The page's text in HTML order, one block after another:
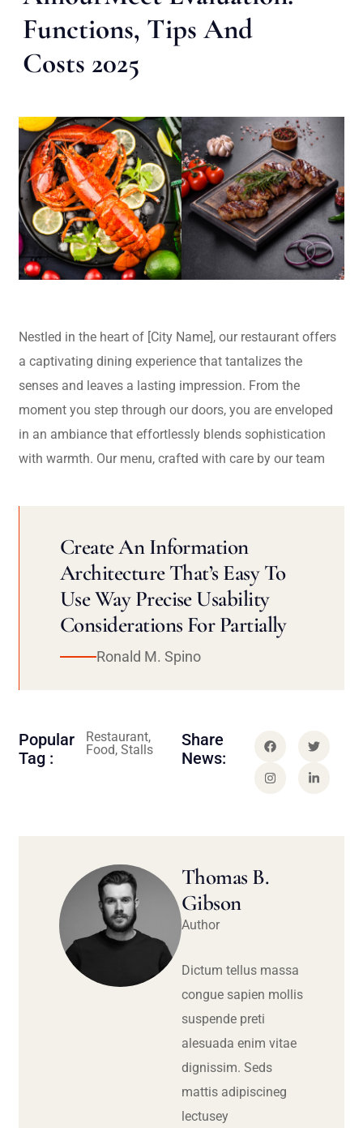
Functions, Tips And
Costs 2025
Nestled in the heart of [City Name], our restaurant offers
a captivating dining experience that tantalizes the
senses and leaves a lasting impression. From the
moment you step through our doors, you are enveloped
in an ambiance that effortlessly blends sophistication
with warmth. Our menu, crafted with care by our team
Create An Information
Architecture That’s Easy To
Use Way Precise Usability
Considerations For Partially
Ronald M. Spino
Popular
Tag :
Restaurant,
Food, Stalls
Share
News:
Thomas B.
Gibson
Author
Dictum tellus massa
congue sapien mollis
suspende preti
alesuada enim vitae
dignissim. Seds
mattis adipiscineg
lectusey